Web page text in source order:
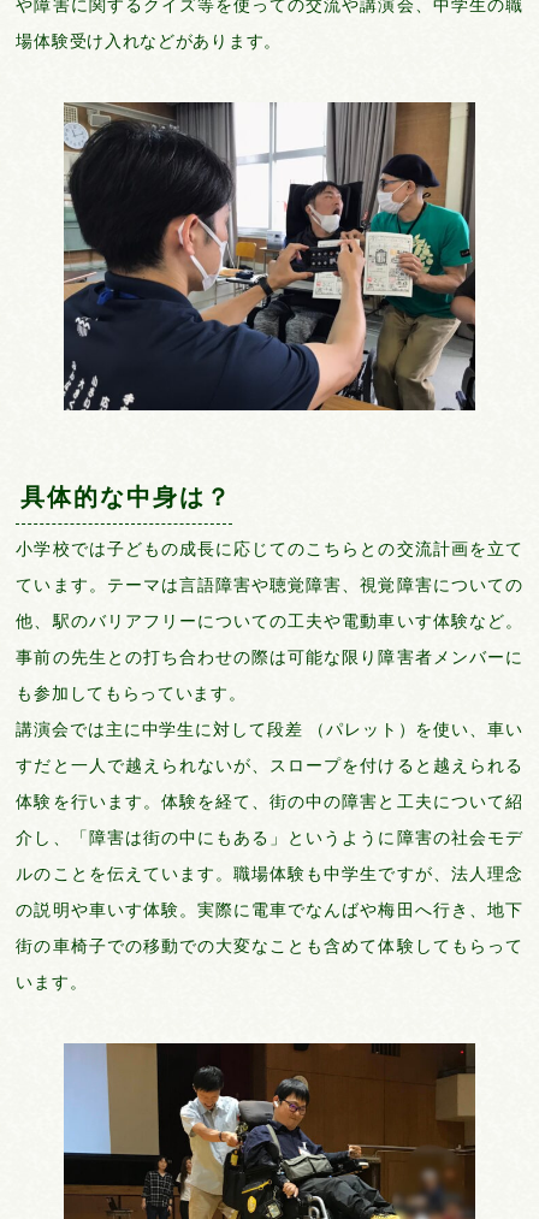
や障害に関するクイズ等を使っての交流や講演会、中学生の職
場体験受け入れなどがあります。
具体的な中身は？
小学校では子どもの成長に応じてのこちらとの交流計画を立て
ています。テーマは言語障害や聴覚障害、視覚障害についての
他、駅のバリアフリーについての工夫や電動車いす体験など。
事前の先生との打ち合わせの際は可能な限り障害者メンバーに
も参加してもらっています。
講演会では主に中学生に対して段差 （パレット）を使い、車い
すだと一人で越えられないが、スロープを付けると越えられる
体験を行います。体験を経て、街の中の障害と工夫について紹
介し、「障害は街の中にもある」というように障害の社会モデ
ルのことを伝えています。職場体験も中学生ですが、法人理念
の説明や車いす体験。実際に電車でなんばや梅田へ行き、地下
街の車椅子での移動での大変なことも含めて体験してもらって
います。